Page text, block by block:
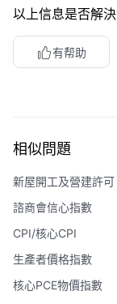
以上信息是否解
有帮助
相似問題
新屋開工及營建許可
諮商會信心指數
CPI/核心CPI
生產者價格指數
核心PCE物價指數